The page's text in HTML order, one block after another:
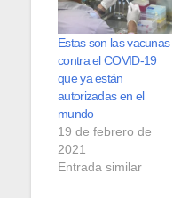
Estas son las vacunas
contra el COVID-19
que ya están
autorizadas en el
mundo
19 de febrero de
2021
Entrada similar